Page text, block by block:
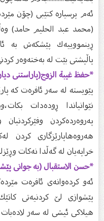
ئەم پرسیارە كتێبى (چۆن
(محمد عبد الحلیم حامد)
ڕینمووییەك پێشكەش بە
پاڵپشتى بێت لە بەختەوەر
*حفظ غيبة الزوج(پاراستنى دیار
پێویستە لە سەر ئافرەت كە
نێوانیاندا ڕودەدات
پەروەردەكردن وفێركردنیان
هەروەهاپارێزگارى كردن
خراپەیان لە گەڵدا نەكات
*حسن الاستقبال (بە جوانى
ئەو كردەوانەى ئافرەت
پێشوازى لێ كردنیەتى
هیلاكی ئیشى لە سەر